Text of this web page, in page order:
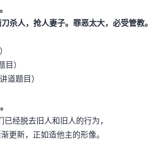
杀人，抢人妻子。罪恶太大，必受管教。
）
题目）
经脱去旧人和旧人的行为，
更新，正如造他主的形像。